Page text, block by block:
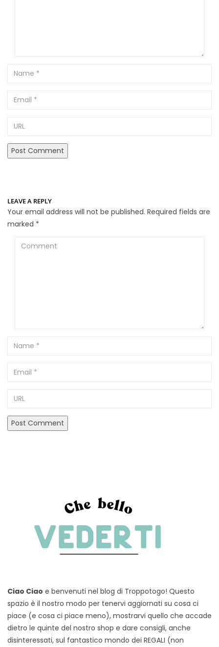
Name
Email
LEAVE A REPLY
Your email address will not be published. Required fields are
marked *
Comment
Name
Email
Ciao Ciao e benvenuti nel blog di Troppotogo! Questo
spazio è il nostro modo per tenervi aggiornati su cosa ci
piace (e cosa ci piace meno), mostrarvi quello che accade
dietro le quinte del nostro shop e dare consigli, anche
disinteressati, sul fantastico mondo dei REGALI (non